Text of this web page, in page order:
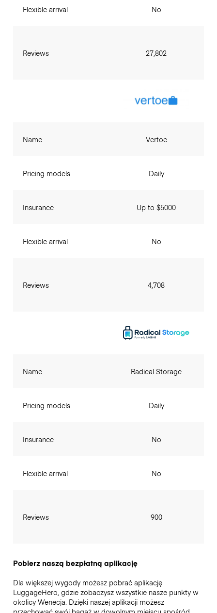
Flexible arrival
Reviews
No
27,802
Name
Pricing models
Insurance
Flexible arrival
Reviews
Vertoe
Daily
Up to $5000
No
4,708
Name
Pricing models
Insurance
Flexible arrival
Reviews
Radical Storage
Daily
No
No
900
Pobierz naszą bezpłatną aplikację
Dla większej wygody możesz pobrać aplikację
LuggageHero, gdzie zobaczysz wszystkie nasze punkty w
okolicy Wenecja. Dzięki naszej aplikacji możesz